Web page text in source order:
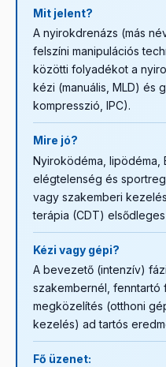
Mit jelent?
A nyirokdrenázs (más
felszíni manipulációs
közötti folyadékot a
kézi (manuális, MLD) és
kompresszió, IPC).
Mire jó?
Nyiroködéma, lipödéma,
elégtelenség és
vagy szakemberi
terápia (CDT)
Kézi vagy gépi?
A bevezető (intenzív)
szakembernél, fenntartó
megközelítés (otthoni
kezelés) ad tartós
Fő üzenet: